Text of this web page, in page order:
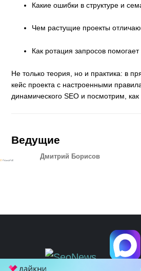
Какие ошибки в структуре и
Чем растущие проекты
Как ротация запросов помогает
Не только теория, но и практика: в
кейс проекта с настроенными
динамического SEO и посмотрим,
Ведущие
Дмитрий Борисов